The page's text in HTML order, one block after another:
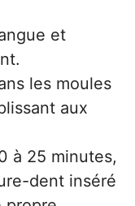
et
les moules
aux
à 25 minutes,
dent inséré